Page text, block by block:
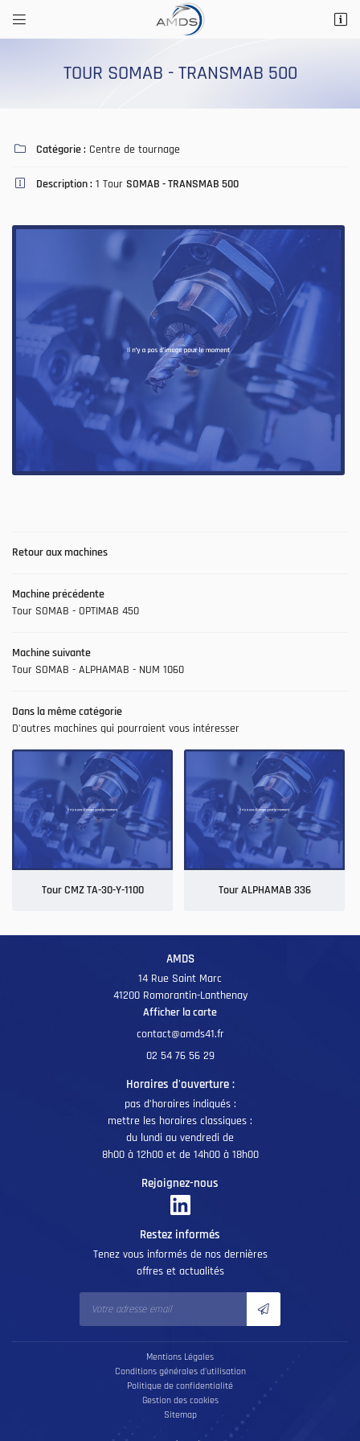

ACCUEIL
FAIRE
MACHINES
AVIS
ACTUALITÉS
CONTACT

Rejoignez-
Restez
INSCRIPTION
02 54 76 56 29
Adresse email de réception
Recopier le code ci-contre
Rafraîchir le captcha
En cochant cette case, vous consentez à recevoir nos propositions commerciales à l'adresse
email indiqué ci-dessus. Vous pouvez vous désinscrire à tout moment en utilisant
formulaire de désinscription .
TOUR SOMAB - TRANSMAB 500
 Catégorie : Centre de tournage
 Description : 1 Tour SOMAB - TRANSMAB 500
Retour aux machines
Machine précédente
Tour SOMAB - OPTIMAB 450
Machine suivante
Tour SOMAB - ALPHAMAB - NUM 1060
Dans la même catégorie
D'autres machines qui pourraient vous intéresser
Tour CMZ TA-30-Y-1100 Tour ALPHAMAB 336
AMDS
14 Rue Saint Marc
41200 Romorantin-Lanthenay
Afficher la carte
02 54 76 56 29
Horaires d'ouverture :
pas d’horaires indiqués :
mettre les horaires classiques :
du lundi au vendredi de
8h00 à 12h00 et de 14h00 à 18h00
Rejoignez-nous
Restez informés
Tenez vous informés de nos dernières
offres et actualités
Mentions Légales
Conditions générales d'utilisation
Politique de confidentialité
Gestion des cookies
Sitemap